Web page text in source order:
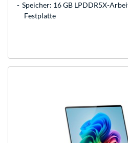
Speicher: 16 GB LPDDR5X-
Festplatte